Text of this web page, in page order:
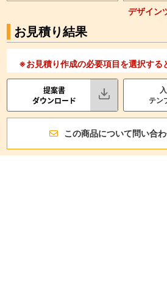
デザイン
お見積り結果
※お見積り作成の必要項目を選択する
提案書
ダウンロード
テン
この商品について問い合